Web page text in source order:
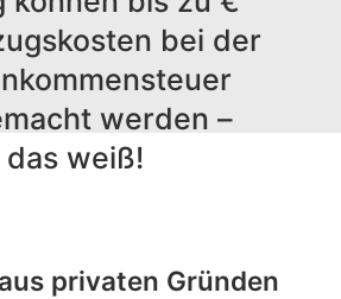
bei der
werden –
weiß!
privaten Gründen